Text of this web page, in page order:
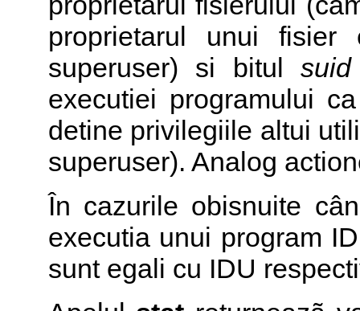
proprietarul unui
superuser) si bitulsuid
executiei programului
detine privilegiile altui
superuser). Analog
În cazurile obisnuite
executia unui program
sunt egali cu IDU